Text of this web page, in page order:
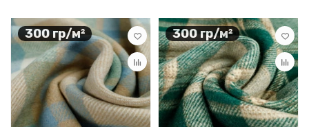
300 гр/м² 300 гр/м²